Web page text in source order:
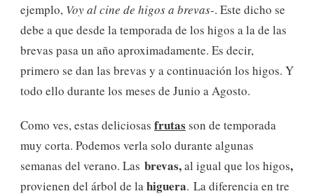
LA
COCINA
ejemplo, Voy al cine de higos a brevas-. Este dicho se
debe a que desde la temporada de los higos a la de las
brevas pasa un año aproximadamente. Es decir,
primero se dan las brevas y a continuación los higos. Y
todo ello durante los meses de Junio a Agosto.
Como ves, estas deliciosas frutas son de temporada
muy corta. Podemos verla solo durante algunas
semanas del verano. Las brevas,al igual que los higos,
provienen del árbol de lahiguera. La diferencia en tre